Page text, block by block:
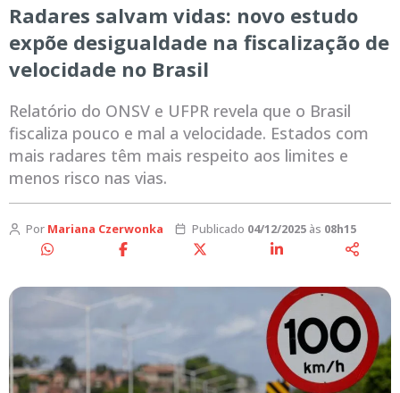
Radares salvam vidas: novo estudo
expõe desigualdade na fiscalização de
velocidade no Brasil
Relatório do ONSV e UFPR revela que o Brasil
fiscaliza pouco e mal a velocidade. Estados com
mais radares têm mais respeito aos limites e
menos risco nas vias.
Por Mariana Czerwonka Publicado 04/12/2025às 08h15